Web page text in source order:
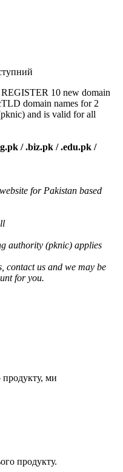
REGISTER 10 new domain
domain names for 2
and is valid for all
/ .biz.pk / .edu.pk /
for Pakistan based
authority (pknic) applies
contact us and we may be
for you.
продукту, ми
продукту.